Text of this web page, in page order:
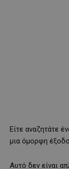
Είτε αναζητάτε
μια όμορφη
Αυτό δεν είναι